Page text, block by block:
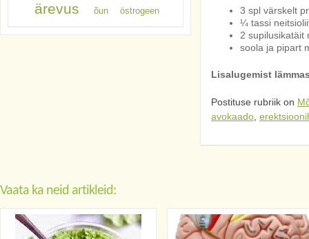
3 spl värskelt
¼ tassi
2 supilusikatäit
soola ja pipart
Lisalugemist
Postituse rubriik on
avokaado
ärevus õun östrogeen
Vaata ka neid artikleid: